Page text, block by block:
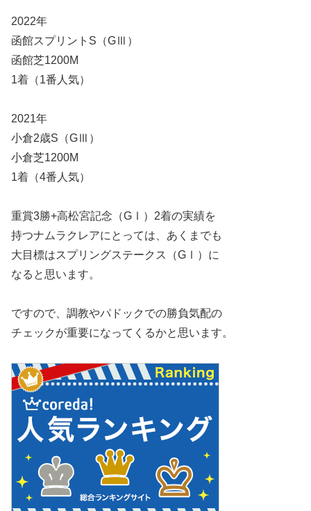
2022年
函館スプリントS（GⅢ）
函館芝1200M
1着（1番人気）
2021年
小倉2歳S（GⅢ）
小倉芝1200M
1着（4番人気）
重賞3勝+高松宮記念（GⅠ）2着の実績を
持つナムラクレアにとっては、あくまでも
大目標はスプリングステークス（GⅠ）に
なると思います。
ですので、調教やパドックでの勝負気配の
チェックが重要になってくるかと思います。